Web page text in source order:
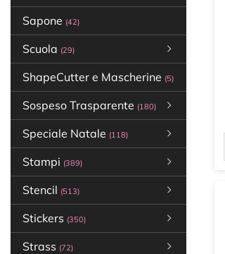
Sapone (42)
Scuola (29)
ShapeCutter e Mascherine (5)
Sospeso Trasparente (180)
Speciale Natale (118)
Stampi (389)
Stencil (513)
Stickers (350)
Strass (72)